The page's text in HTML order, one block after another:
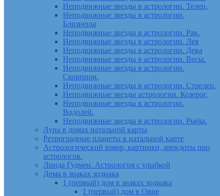
Неподвижные звезды в астрологии. Телец.
Неподвижные звезды в астрологии.
Близнецы
Неподвижные звезды в астрологии. Рак.
Неподвижные звезды в астрологии. Лев
Неподвижные звезды в астрологии. Дева
Неподвижные звезды в астрологии. Весы.
Неподвижные звезды в астрологии.
Скорпион.
Неподвижные звезды в астрологии. Стрелец.
Неподвижные звезды астрологии. Козерог.
Неподвижные звезды в астрологии.
Водолей.
Неподвижные звезды в астрологии. Рыбы.
Луна в домах натальной карты
Ретроградные планеты в натальной карте
Астрологический юмор, картинки, анекдоты про
астрологов.
Линда Гудмен. Астрология с улыбкой
Дома в знаках зодиака
1 (первый) дом в знаках зодиака
1 (первый) дом в Овне